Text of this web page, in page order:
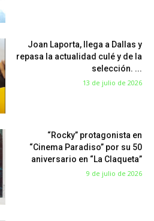
Joan Laporta, llega a Dallas y
repasa la actualidad culé y de la
selección. ...
13 de julio de 2026
“Rocky” protagonista en
“Cinema Paradiso” por su 50
aniversario en “La Claqueta”
9 de julio de 2026